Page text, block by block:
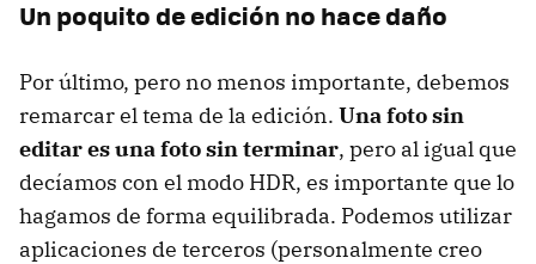
Un poquito de edición no hace daño
Por último, pero no menos importante, debemos
remarcar el tema de la edición. Una foto sin
editar es una foto sin terminar, pero al igual que
decíamos con el modo HDR, es importante que lo
hagamos de forma equilibrada. Podemos utilizar
aplicaciones de terceros (personalmente creo